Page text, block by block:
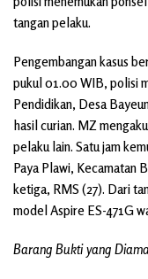
tangan pelaku.
Pengembangan kasus
pukul 01.00 WIB, polisi
Pendidikan, Desa
hasil curian. MZ
pelaku lain. Satu jam
Paya Plawi, Kecamatan
ketiga, RMS (27). Dari
model Aspire ES-471G
Barang Bukti yang